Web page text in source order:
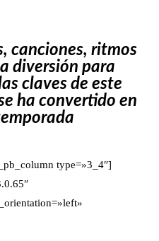
canciones, ritmos
diversión para
claves de este
ha convertido en
type=»3_4″]